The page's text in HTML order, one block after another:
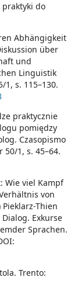
praktyki do
Abhängigkeit
über
und
Linguistik
1, s. 115–130.
praktycznie
pomiędzy
Czasopismo
50/1, s. 45–64.
Wie viel Kampf
von
Thien
Exkurse
Sprachen.
Trento: